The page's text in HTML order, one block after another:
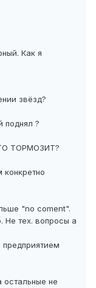
Как я
звёзд?
поднял ?
ТОРМОЗИТ?
"no coment".
Не тех. вопросы а
остальные не